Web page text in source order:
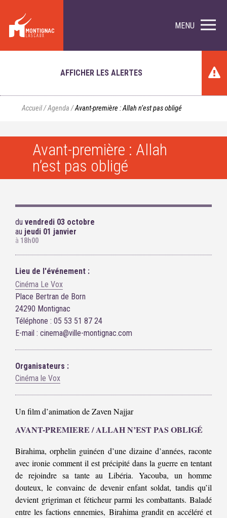
MENU
AFFICHER LES ALERTES
Accueil/Agenda /Avant-première : Allah n’est pas obligé
Avant-première : Allah
n’est pas obligé
du vendredi 03 octobre
au jeudi 01 janvier
à 18h00
Lieu de l'événement :
Cinéma Le Vox
Place Bertran de Born
24290 Montignac
Téléphone : 05 53 51 87 24
E-mail : cinema@ville-montignac.com
Organisateurs :
Cinéma le Vox
Un film d’animation de Zaven Najjar
AVANT-PREMIERE / ALLAH N’EST PAS OBLIGÉ
Birahima, orphelin guinéen d’une dizaine d’années, raconte
avec ironie comment il est précipité dans la guerre en tentant
de rejoindre sa tante au Libéria. Yacouba, un homme
douteux, le convainc de devenir enfant soldat, tandis qu’il
devient grigriman et féticheur parmi les combattants. Baladé
entre les factions ennemies, Birahima grandit en accéléré et